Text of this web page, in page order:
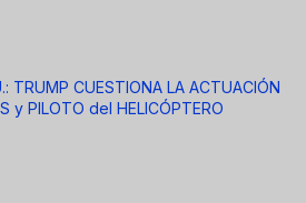
TRUMP CUESTIONA LA ACTUACIÓN
y PILOTO del HELICÓPTERO